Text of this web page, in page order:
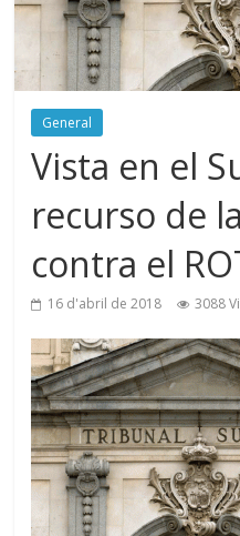
General
Vista en el
recurso de
contra el
16 d'abril de 2018 3088